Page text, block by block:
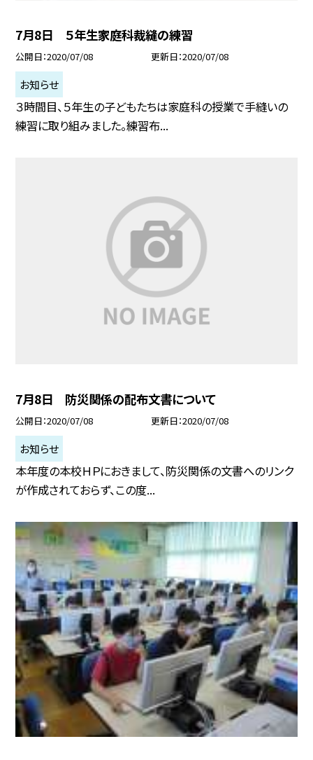
7月8日 ５年生家庭科裁縫の練習
公開日 2020/07/08 更新日 2020/07/08
お知らせ
３時間目、５年生の子どもたちは家庭科の授業で手縫いの
練習に取り組みました。練習布...
7月8日 防災関係の配布文書について
公開日 2020/07/08 更新日 2020/07/08
お知らせ
本年度の本校ＨＰにおきまして、防災関係の文書へのリンク
が作成されておらず、この度...